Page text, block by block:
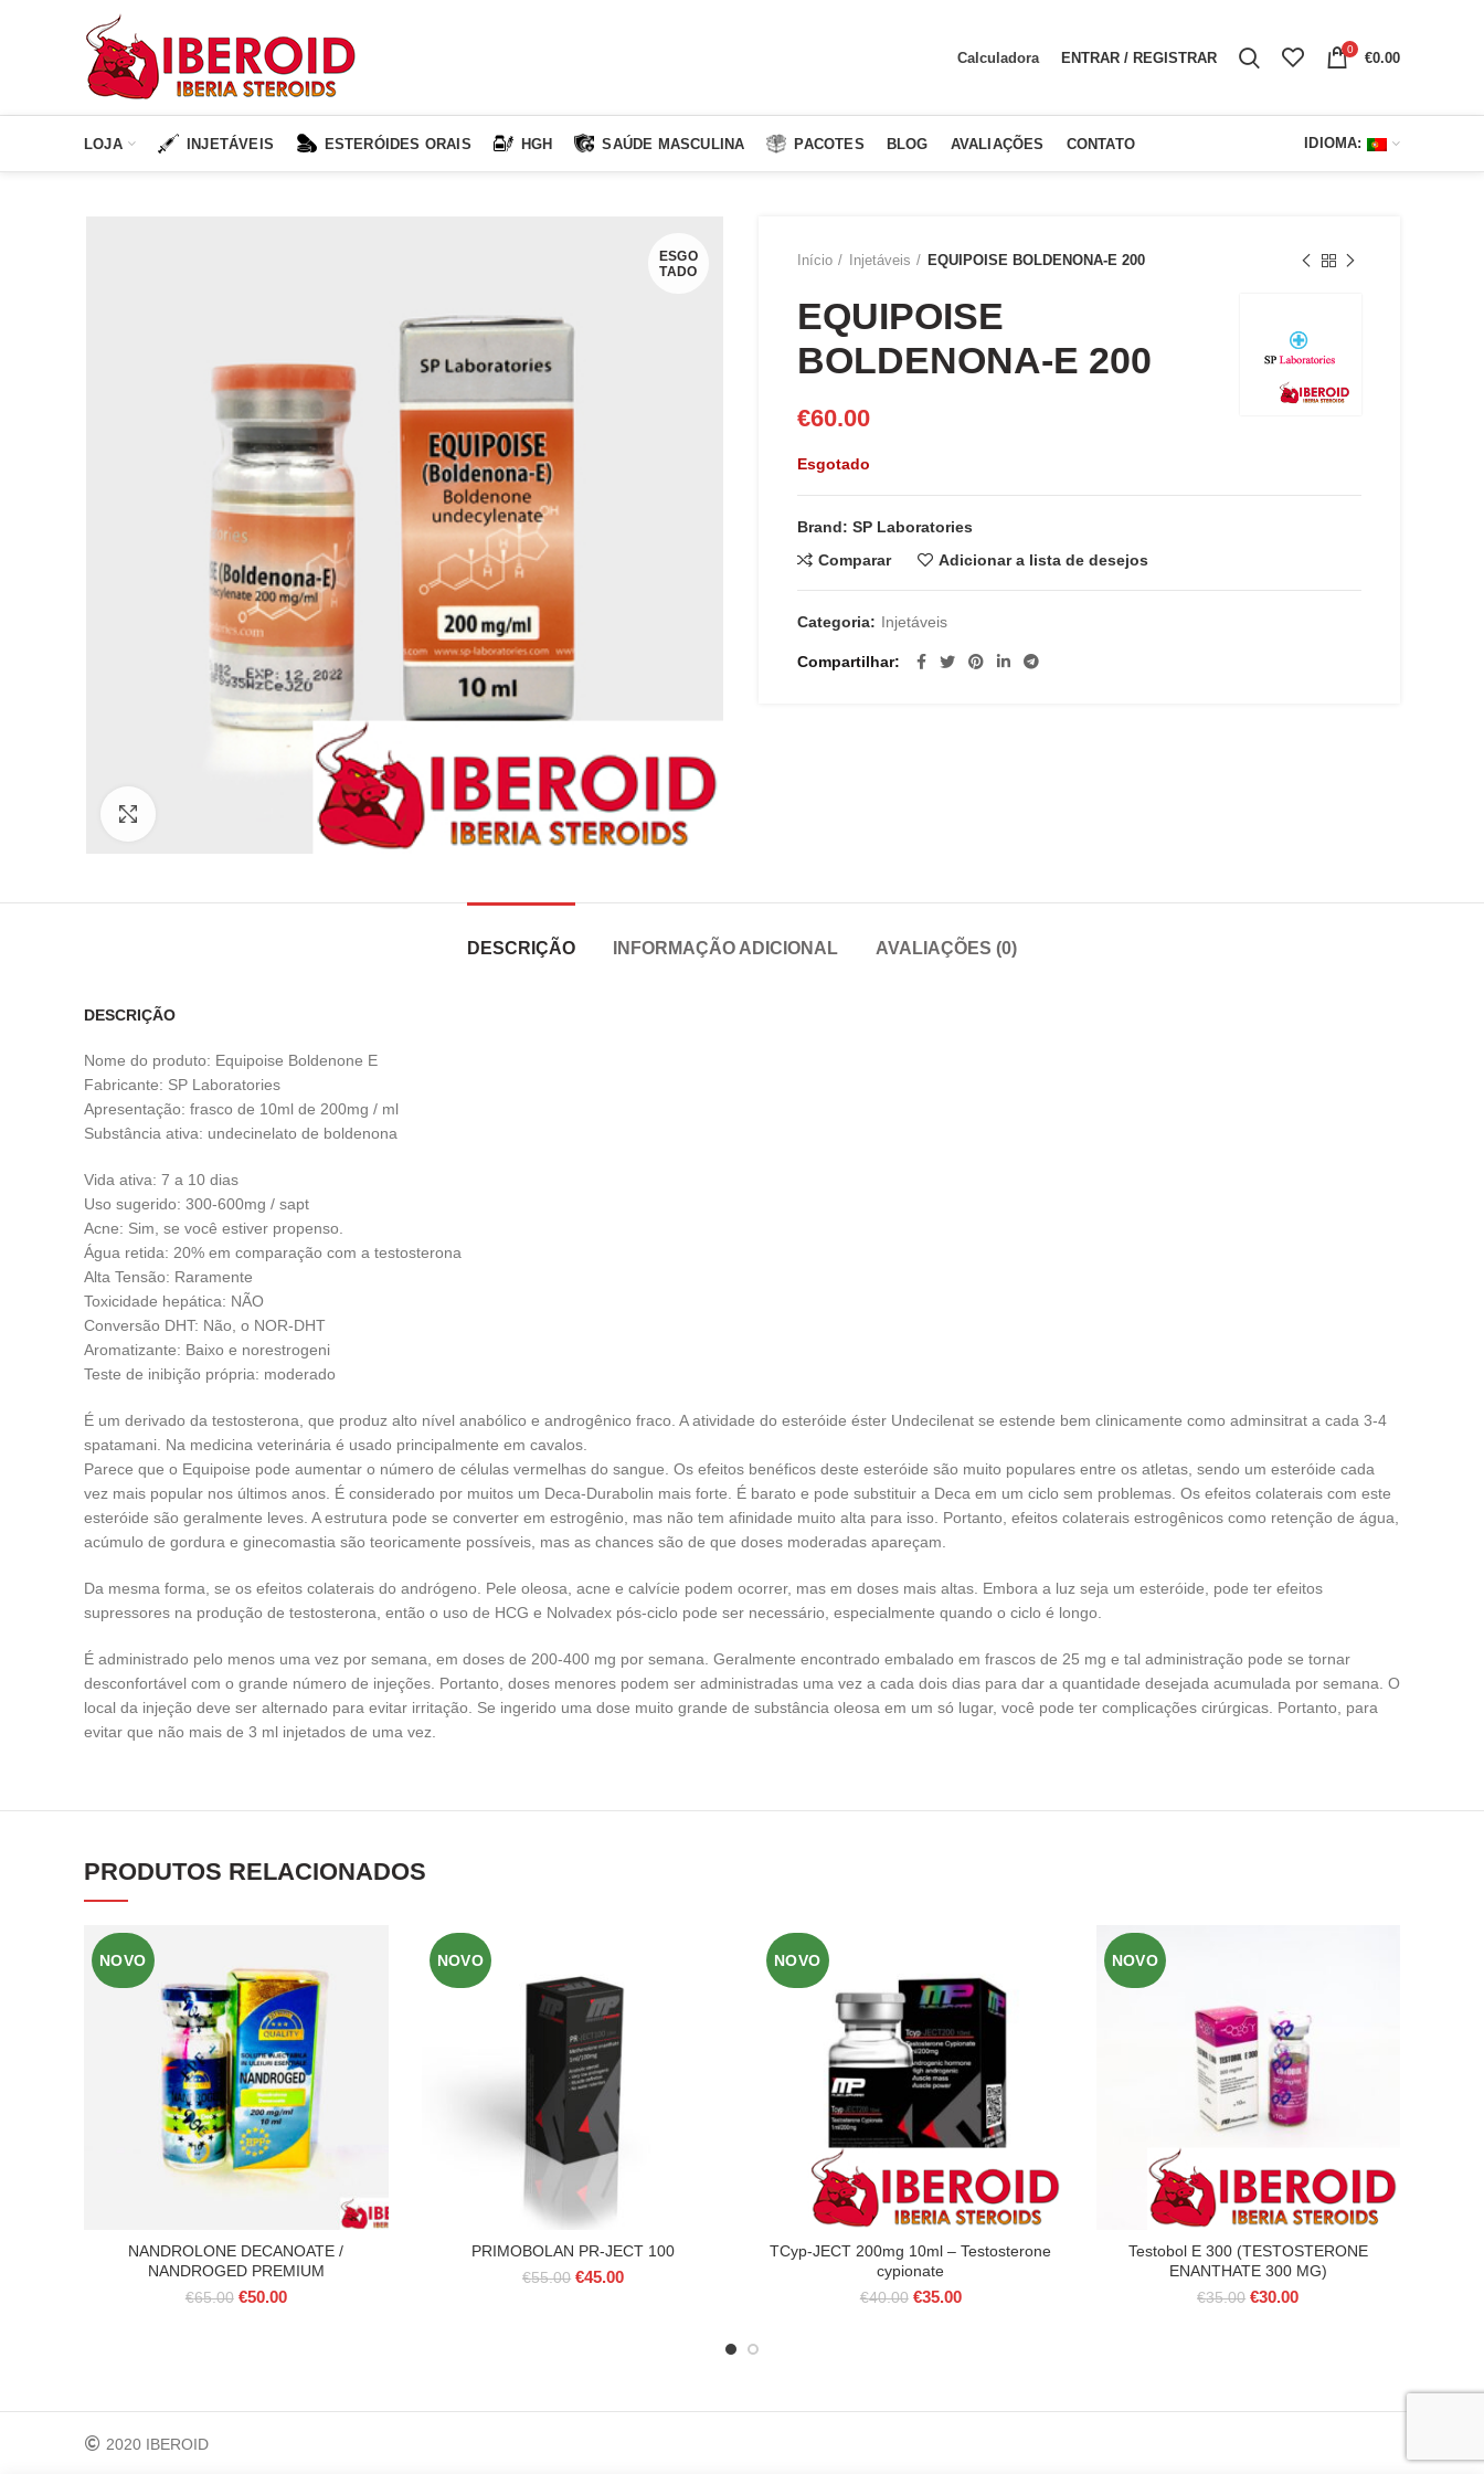
Calculadora ENTRAR / REGISTRAR 0 €0.00
LOJA INJETÁVEIS ESTERÓIDES ORAIS HGH SAÚDE MASCULINA PACOTES BLOG AVALIAÇÕES CONTATO IDIOMA:
ESGO
TADO
Início Injetáveis EQUIPOISE BOLDENONA-E 200
EQUIPOISE
BOLDENONA-E 200
€60.00
Esgotado
Brand: SP Laboratories
Comparar
Adicionar a lista de desejos
Categoria: Injetáveis
Compartilhar
DESCRIÇÃO INFORMAÇÃO ADICIONAL AVALIAÇÕES (0)
DESCRIÇÃO
Nome do produto: Equipoise Boldenone E
Fabricante: SP Laboratories
Apresentação: frasco de 10ml de 200mg / ml
Substância ativa: undecinelato de boldenona
Vida ativa: 7 a 10 dias
Uso sugerido: 300-600mg / sapt
Acne: Sim, se você estiver propenso.
Água retida: 20% em comparação com a testosterona
Alta Tensão: Raramente
Toxicidade hepática: NÃO
Conversão DHT: Não, o NOR-DHT
Aromatizante: Baixo e norestrogeni
Teste de inibição própria: moderado
É um derivado da testosterona, que produz alto nível anabólico e androgênico fraco. A atividade do esteróide éster Undecilenat se estende bem clinicamente como adminsitrat a cada 3-4
spatamani. Na medicina veterinária é usado principalmente em cavalos.
Parece que o Equipoise pode aumentar o número de células vermelhas do sangue. Os efeitos benéficos deste esteróide são muito populares entre os atletas, sendo um esteróide cada
vez mais popular nos últimos anos. É considerado por muitos um Deca-Durabolin mais forte. É barato e pode substituir a Deca em um ciclo sem problemas. Os efeitos colaterais com este
esteróide são geralmente leves. A estrutura pode se converter em estrogênio, mas não tem afinidade muito alta para isso. Portanto, efeitos colaterais estrogênicos como retenção de água,
acúmulo de gordura e ginecomastia são teoricamente possíveis, mas as chances são de que doses moderadas apareçam.
Da mesma forma, se os efeitos colaterais do andrógeno. Pele oleosa, acne e calvície podem ocorrer, mas em doses mais altas. Embora a luz seja um esteróide, pode ter efeitos
supressores na produção de testosterona, então o uso de HCG e Nolvadex pós-ciclo pode ser necessário, especialmente quando o ciclo é longo.
É administrado pelo menos uma vez por semana, em doses de 200-400 mg por semana. Geralmente encontrado embalado em frascos de 25 mg e tal administração pode se tornar
desconfortável com o grande número de injeções. Portanto, doses menores podem ser administradas uma vez a cada dois dias para dar a quantidade desejada acumulada por semana. O
local da injeção deve ser alternado para evitar irritação. Se ingerido uma dose muito grande de substância oleosa em um só lugar, você pode ter complicações cirúrgicas. Portanto, para
evitar que não mais de 3 ml injetados de uma vez.
PRODUTOS RELACIONADOS
NOVO
NANDROLONE DECANOATE /
NANDROGED PREMIUM
€65.00 O
€50.00O
NOVO
PRIMOBOLAN PR-JECT 100
€55.00 O
€45.00O
NOVO
TCyp-JECT 200mg 10ml – Testosterone
cypionate
€40.00 O
€35.00O
NOVO
Testobol E 300 (TESTOSTERONE
ENANTHATE 300 MG)
€35.00 O
€30.00O
2020 IBEROID